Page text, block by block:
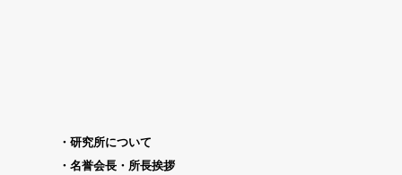
研究所について
名誉会長・所長挨拶